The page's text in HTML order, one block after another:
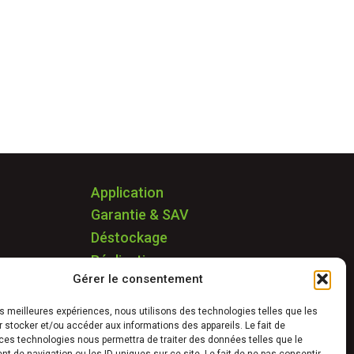
Gérer le consentement
meilleures expériences, nous utilisons des technologies telles que les
stocker et/ou accéder aux informations des appareils. Le fait de
technologies nous permettra de traiter des données telles que le
Application
Garantie & SAV
Déstockage
Réalisations
FAQ
Blog
Contact